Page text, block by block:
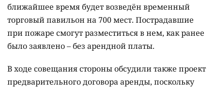
ближайшее время будет возведён временный
торговый павильон на 700 мест. Пострадавшие
при пожаре смогут разместиться в нем, как ранее
было заявлено – без арендной платы.
В ходе совещания стороны обсудили также проект
предварительного договора аренды, поскольку